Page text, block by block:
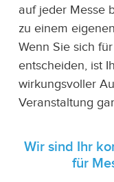
auf jeder Messe
zu einem
Wenn Sie sich
entscheiden, ist
wirkungsvoller
Veranstaltung
Wir sind Ihr
für